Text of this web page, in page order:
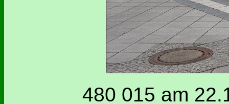
480 015 am